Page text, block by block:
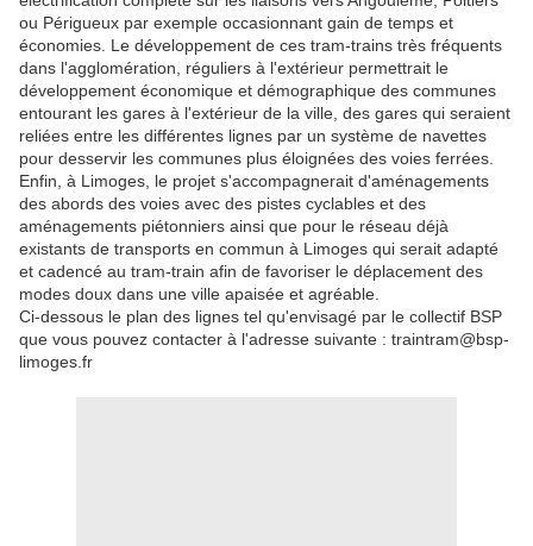
ou Périgueux par exemple occasionnant gain de temps et
économies. Le développement de ces tram-trains très fréquents
dans l'agglomération, réguliers à l'extérieur permettrait le
développement économique et démographique des communes
entourant les gares à l'extérieur de la ville, des gares qui seraient
reliées entre les différentes lignes par un système de navettes
pour desservir les communes plus éloignées des voies ferrées.
Enfin, à Limoges, le projet s'accompagnerait d'aménagements
des abords des voies avec des pistes cyclables et des
aménagements piétonniers ainsi que pour le réseau déjà
existants de transports en commun à Limoges qui serait adapté
et cadencé au tram-train afin de favoriser le déplacement des
modes doux dans une ville apaisée et agréable.
Ci-dessous le plan des lignes tel qu'envisagé par le collectif BSP
que vous pouvez contacter à l'adresse suivante : traintram@bsp-
limoges.fr